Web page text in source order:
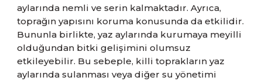
aylarında nemli ve serin kalmaktadır. Ayrıca,
toprağın yapısını koruma konusunda da etkilidir.
Bununla birlikte, yaz aylarında kurumaya meyilli
olduğundan bitki gelişimini olumsuz
etkileyebilir. Bu sebeple, killi toprakların yaz
aylarında sulanması veya diğer su yönetimi